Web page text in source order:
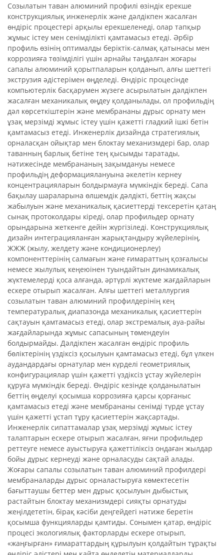
Созылатын таван алюминий профилі өзіндік ерекше
конструкциялық инженерлік және дәлдікпен жасалған
өндіріс процестері арқылы ерекшеленеді, олар тапқыр
жұмыс істеу мен сенімділікті қамтамасыз етеді. Әрбір
профиль өзінің оптималды беріктік-салмақ қатынасы мен
коррозияға төзімділігі үшін арнайы таңдалған жоғары
сапалы алюминий қорытпаларын қолданып, алғы шеттегі
экструзия әдістерімен өңделеді. Өндіріс процесінде
компьютерлік басқарумен жүзеге асырылатын дәлдікпен
жасалған механикалық өңдеу қолданылады, ол профильдің
дәл көрсеткіштерін және мембрананы дұрыс орнату мен
ұзақ мерзімді жұмыс істеу үшін қажетті гладкий ішкі бетін
қамтамасыз етеді. Инженерлік дизайнда стратегиялық
орналасқан ойықтар мен блоктау механизмдері бар, олар
таванның барлық бетіне тең қысымды таратады,
нәтижесінде мембрананың зақымдануы немесе
профильдің деформациялануына әкелетін кернеу
концентрацияларын болдырмауға мүмкіндік береді. Сапа
бақылау шараларына өлшемдік дәлдікті, беттің жақсы
жабылуын және механикалық қасиеттерді тексеретін қатаң
сынақ протоколдары кіреді, олар профильдер орнату
орындарына жеткенге дейін жүргізіледі. Конструкциялық
дизайн интеграцияланған жарықтандыру жүйелерінің,
ЖЖЖ (жылу, желдету және кондиционерлеу)
компоненттерінің салмағын және ғимараттың қозғалысы
немесе жылулық кеңеюінен туындайтын динамикалық
жүктемелерді қоса алғанда, әртүрлі жүктеме жағдайларын
ескере отырып жасалған. Алғы шеттегі металлургия
созылатын таван алюминий профилдерінің кең
температуралық диапазонда механикалық қасиеттерін
сақтауын қамтамасыз етеді, олар экстремалық ауа-райы
жағдайларында жұмыс сапасының төмендеуін
болдырмайды. Дәлдікпен жасалған өндіріс профиль
бөліктерінің үздіксіз қосылуын қамтамасыз етеді, бұл үлкен
аудандардағы орнатулар мен күрделі геометриялық
конфигурациялар үшін қажетті үздіксіз ұстау жүйелерін
құруға мүмкіндік береді. Өндіріс кезінде қолданылатын
беттің өңделуі қосымша коррозияға қарсы қорғаныс
қамтамасыз етеді және мембрананы сенімді түрде ұстау
үшін қажетті ұстап тұру қасиеттерін жақсартады.
Инженерлік сипаттамалар ұзақ мерзімді жұмыс істеу
талаптарын ескере отырып жасалған, яғни профильдер
реттеуге немесе ауыстыруға қажеттіліксіз ондаған жылдар
бойы дұрыс кернеуді және орналасуды сақтай алады.
Жоғары сапалы созылатын таван алюминий профилдері
мембраналарды дұрыс орналастыруға көмектесетін
бағыттаушы беттер мен дұрыс қосылуын дыбыстық
растайтын блоктау механизмдері сияқты орнатуды
жеңілдететін, бірақ кәсіби деңгейдегі нәтиже беретін
қосымша функцияларды қамтиды. Сонымен қатар, өндіріс
процесі экологиялық факторларды ескере отырып,
«жаңғырған» ғимараттардың құрылуын қолдайтын тұрақты